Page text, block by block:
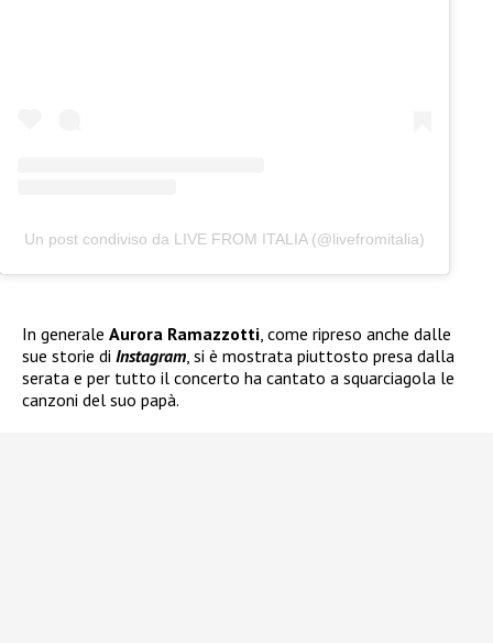
Un post condiviso da LIVE FROM ITALIA (@livefromitalia)
In generale Aurora Ramazzotti, come ripreso anche dalle
sue storie di Instagram, si è mostrata piuttosto presa dalla
serata e per tutto il concerto ha cantato a squarciagola le
canzoni del suo papà.